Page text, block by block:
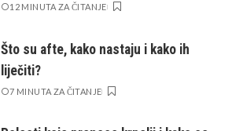
12 MINUTA ZA ČITANJE
Što su afte, kako nastaju i kako ih
liječiti?
7 MINUTA ZA ČITANJE